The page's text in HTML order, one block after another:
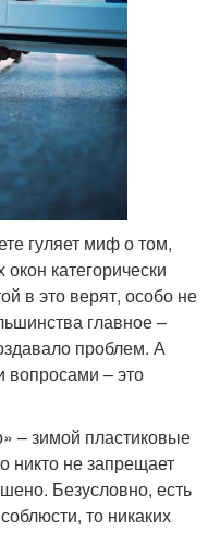
гуляет миф о том,
категорически
в это верят, особо не
главное –
проблем. А
вопросами – это
– зимой пластиковые
никто не запрещает
Безусловно, есть
то никаких